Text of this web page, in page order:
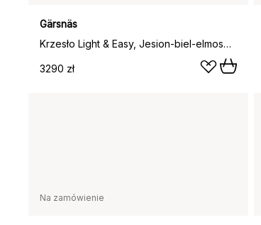
Gärsnäs
Krzesło Light & Easy, Jesion-biel-elmosoft 33077
3290 zł
Na zamówienie